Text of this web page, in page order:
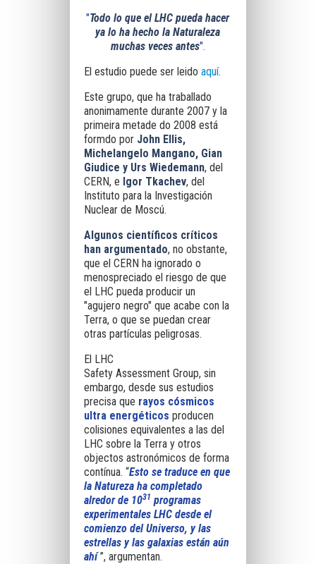
"Todo lo que el LHC pueda hacer
ya lo ha hecho la Naturaleza
muchas veces antes".
El estudio puede ser leido aquí.
Este grupo, que ha traballado
anonimamente durante 2007y la
primeira metade do 2008 está
formdo por John Ellis,
Michelangelo Mangano, Gian
Giudice y Urs Wiedemann, del
CERN, e Igor Tkachev, del
Instituto para la Investigación
Nuclear de Moscú.
Algunos científicos críticos
han argumentado, no obstante,
que el CERN ha ignorado o
menospreciado el riesgo de que
el LHC pueda producir un
"agujero negro" que acabe con la
Terra, o que se puedan crear
otras partículas peligrosas.
El LHC
Safety Assessment Group, sin
embargo, desde sus estudios
precisa que rayos cósmicos
ultra energéticos producen
colisiones equivalentes a las del
LHC sobre la Terra y otros
objectos astronómicos de forma
contínua. “Esto se traduce en que
la Natureza ha completado
alredor de 1031 programas
experimentales LHC desde el
comienzo del Universo, y las
estrellas y las galaxias están aún
ahí ”, argumentan.